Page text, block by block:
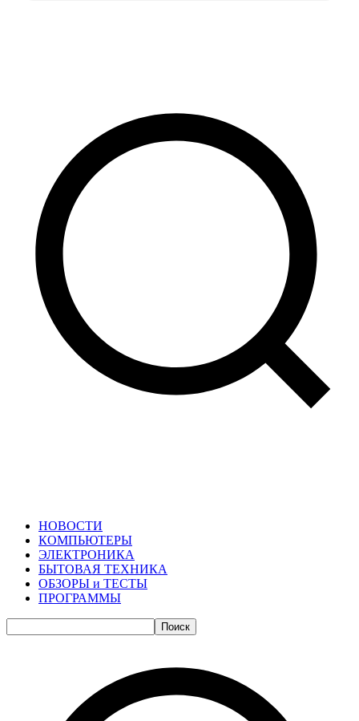
НОВОСТИ
КОМПЬЮТЕРЫ
ЭЛЕКТРОНИКА
БЫТОВАЯ ТЕХНИКА
ОБЗОРЫ и ТЕСТЫ
ПРОГРАММЫ
Поиск